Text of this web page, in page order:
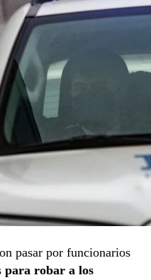
pasar por funcionarios
para robar a los